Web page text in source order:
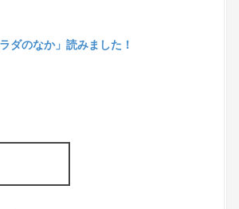
ダのなか」読みました！